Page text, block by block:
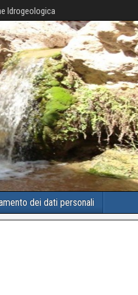
Idrogeologica
dei dati personali